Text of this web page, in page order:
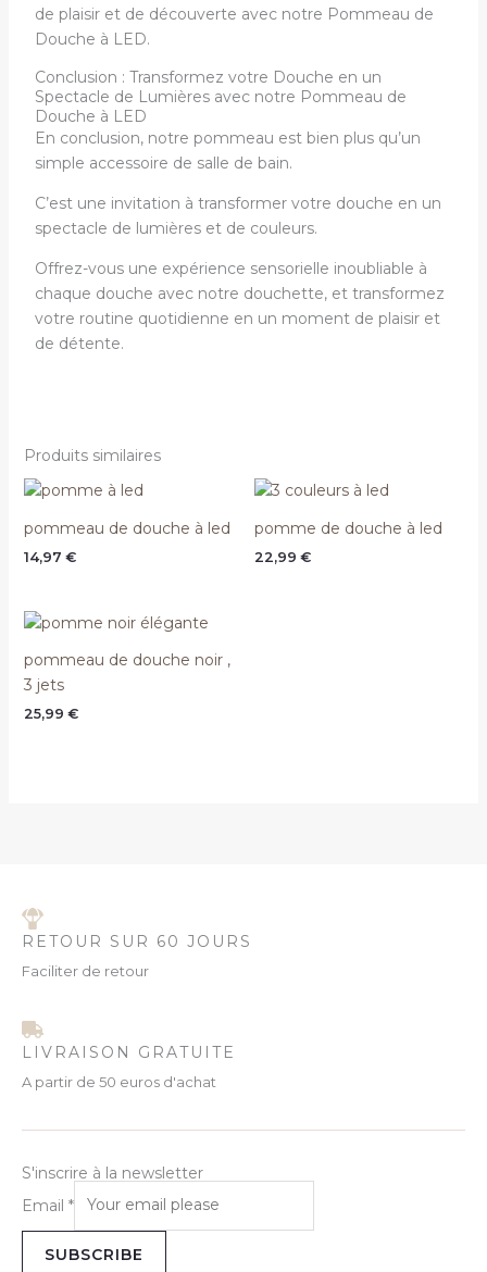
de plaisir et de découverte avec notre Pommeau de
Douche à LED.
Conclusion : Transformez votre Douche en un
Spectacle de Lumières avec notre Pommeau de
Douche à LED
En conclusion, notre pommeau est bien plus qu’un
simple accessoire de salle de bain.
C’est une invitation à transformer votre douche en un
spectacle de lumières et de couleurs.
Offrez-vous une expérience sensorielle inoubliable à
chaque douche avec notre douchette, et transformez
votre routine quotidienne en un moment de plaisir et
de détente.
Produits similaires
pommeau de douche à led
14,97 €
pomme de douche à led
22,99 €
pommeau de douche noir ,
3 jets
25,99 €
RETOUR SUR 60 JOURS
Faciliter de retour
LIVRAISON GRATUITE
A partir de 50 euros d'achat
S'inscrire à la newsletter
Email *
SUBSCRIBE